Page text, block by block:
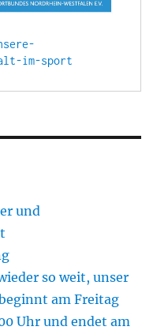
im-sport
und
so weit, unser
am Freitag
Uhr und endet am